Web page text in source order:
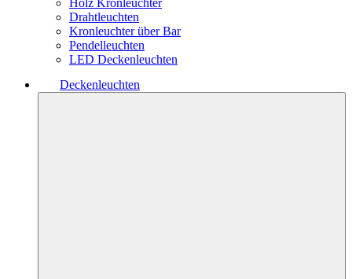
Holz Kronleuchter
Drahtleuchten
Kronleuchter über Bar
Pendelleuchten
LED Deckenleuchten
Deckenleuchten